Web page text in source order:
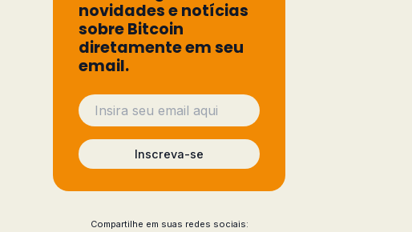
novidades e notícias
sobre Bitcoin
diretamente em seu
email.
Inscreva-se
Compartilhe em suas redes sociais: